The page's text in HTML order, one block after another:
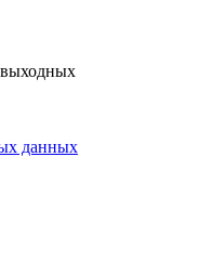
выходных
данных